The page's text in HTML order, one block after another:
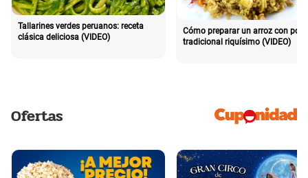
Tallarines verdes peruanos: receta
clásica deliciosa (VIDEO)
Cómo preparar un arroz con pollo
tradicional riquísimo (VIDEO)
Ofertas